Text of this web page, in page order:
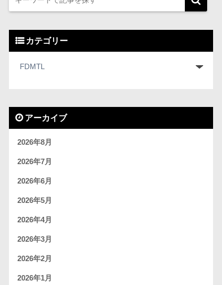
カテゴリー
アーカイブ
2026年8月
2026年7月
2026年6月
2026年5月
2026年4月
2026年3月
2026年2月
2026年1月